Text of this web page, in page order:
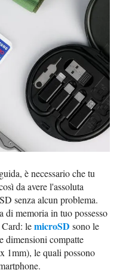
è necessario che tu
da avere l'assoluta
senza alcun problema.
di memoria in tuo possesso
Card: lemicroSD sono le
dimensioni compatte
1mm), le quali possono